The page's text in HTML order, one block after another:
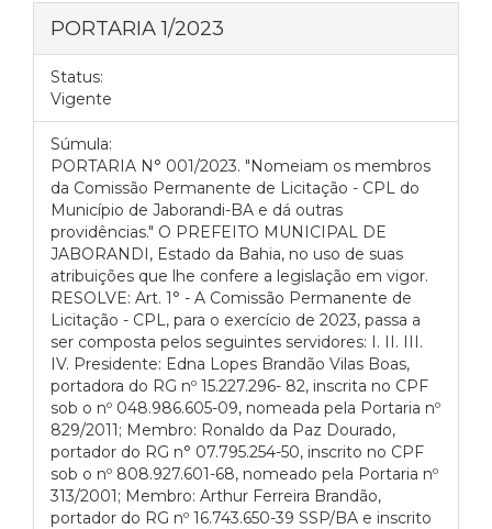
PORTARIA 1/2023
Status:
Vigente
Súmula:
PORTARIA N° 001/2023. "Nomeiam os membros
da Comissão Permanente de Licitação - CPL do
Município de Jaborandi-BA e dá outras
providências." O PREFEITO MUNICIPAL DE
JABORANDI, Estado da Bahia, no uso de suas
atribuições que lhe confere a legislação em vigor.
RESOLVE: Art. 1° - A Comissão Permanente de
Licitação - CPL, para o exercício de 2023, passa a
ser composta pelos seguintes servidores: I. II. III.
IV. Presidente: Edna Lopes Brandão Vilas Boas,
portadora do RG nº 15.227.296- 82, inscrita no CPF
sob o nº 048.986.605-09, nomeada pela Portaria nº
829/2011; Membro: Ronaldo da Paz Dourado,
portador do RG n° 07.795.254-50, inscrito no CPF
sob o nº 808.927.601-68, nomeado pela Portaria nº
313/2001; Membro: Arthur Ferreira Brandão,
portador do RG nº 16.743.650-39 SSP/BA e inscrito